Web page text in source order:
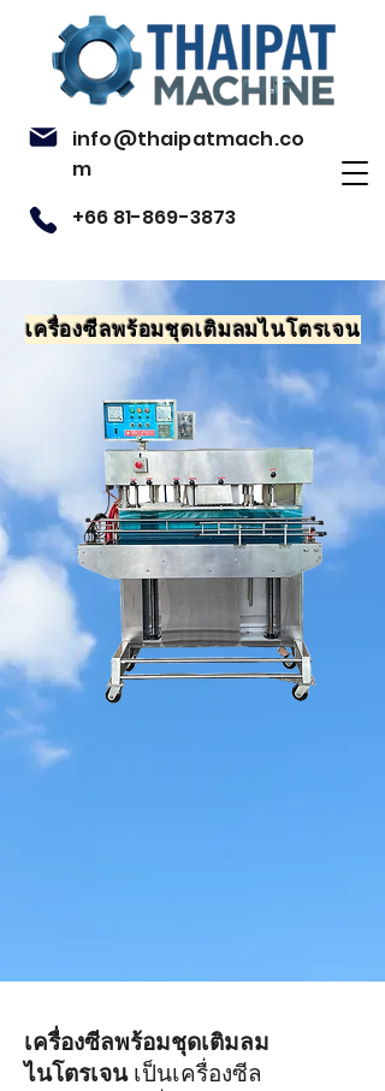
info@thaipatmach.co
m
+66 81-869-3873
เครื่องซีลพร้อมชุดเติมลมไนโตรเจน
เครื่องซีลพร้อมชุดเติมลม
ไนโตรเจนเป็นเครื่องซีล